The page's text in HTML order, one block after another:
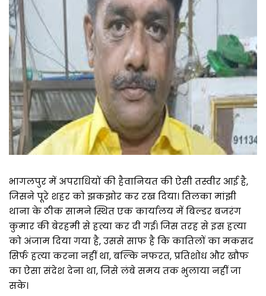
भागलपुर में अपराधियों की हैवानियत की ऐसी तस्वीर आई है,
जिसने पूरे शहर को झकझोर कर रख दिया। तिलका मांझी
थाना के ठीक सामने स्थित एक कार्यालय में बिल्डर बजरंग
कुमार की बेरहमी से हत्या कर दी गई। जिस तरह से इस हत्या
को अंजाम दिया गया है, उससे साफ है कि कातिलों का मकसद
सिर्फ हत्या करना नहीं था, बल्कि नफरत, प्रतिशोध और खौफ
का ऐसा संदेश देना था, जिसे लंबे समय तक भुलाया नहीं जा
सके।